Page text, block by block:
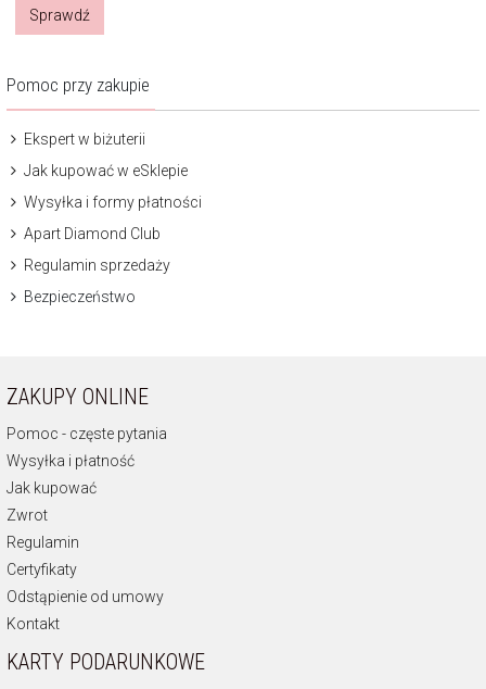
Sprawdź
Pomoc przy zakupie
Ekspert w biżuterii
Jak kupować w eSklepie
Wysyłka i formy płatności
Apart Diamond Club
Regulamin sprzedaży
Bezpieczeństwo
ZAKUPY ONLINE
Pomoc - częste pytania
Wysyłka i płatność
Jak kupować
Zwrot
Regulamin
Certyfikaty
Odstąpienie od umowy
Kontakt
KARTY PODARUNKOWE